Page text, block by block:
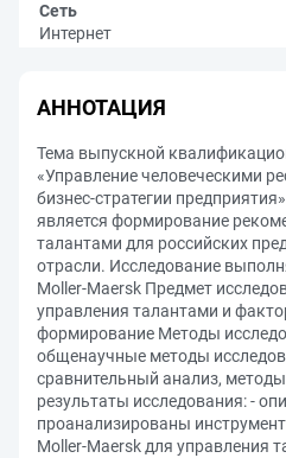
Сеть
Интернет
АННОТАЦИЯ
Тема выпускной
«Управление человеческими
бизнес-стратегии
является формирование
талантами для российских
отрасли. Исследование
Moller-Maersk Предмет
управления талантами и
формирование Методы
общенаучные методы
сравнительный анализ,
результаты исследования: -
проанализированы
Moller-Maersk для управления